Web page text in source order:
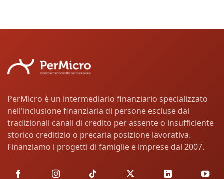
PerMicro è un intermediario finanziario specializzato
nell'inclusione finanziaria di persone escluse dai
tradizionali canali di credito per assente o insufficiente
storico creditizio o precaria posizione lavorativa.
Finanziamo i progetti di famiglie e imprese dal 2007.